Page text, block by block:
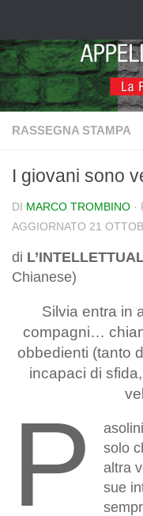
RASSEGNA STAMPA
I giovani sono
DI MARCO TROMBINO ·
AGGIORNATO 21
di
Chianese)
Silvia entra in
compagni…
obbedienti (tanto
incapaci di
P
solo
altra
sue